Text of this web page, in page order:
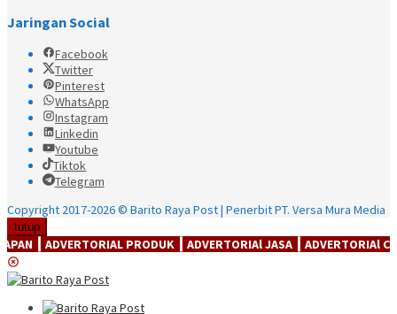
Jaringan Social
Facebook
Twitter
Pinterest
WhatsApp
Instagram
Linkedin
Youtube
Tiktok
Telegram
Copyright 2017-2026 © Barito Raya Post | Penerbit PT. Versa Mura Media
tutup
PRODUK ┃ ADVERTORIAl JASA ┃ ADVERTORIAl